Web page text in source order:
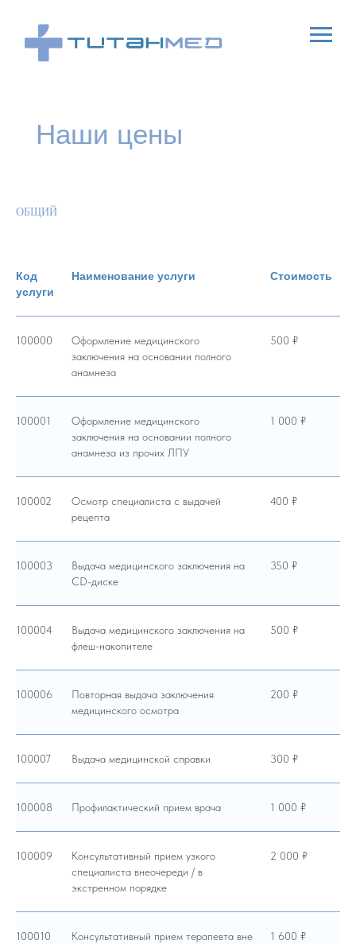
Наши цены
ОБЩИЙ
Код
услуги
Наименование услуги Стоимость
100000
Оформление медицинского
заключения на основании полного
анамнеза
500 ₽
100001
Оформление медицинского
заключения на основании полного
анамнеза из прочих ЛПУ
1 000 ₽
100002
Осмотр специалиста с выдачей
рецепта
400 ₽
100003
Выдача медицинского заключения на
CD-диске
350 ₽
100004
Выдача медицинского заключения на
флеш-накопителе
500 ₽
100006
Повторная выдача заключения
медицинского осмотра
200 ₽
100007 Выдача медицинской справки 300 ₽
100008 Профилактический прием врача 1 000 ₽
100009
Консультативный прием узкого
специалиста внеочереди / в
экстренном порядке
2 000 ₽
100010
Консультативный прием терапевта вне
1 600 ₽